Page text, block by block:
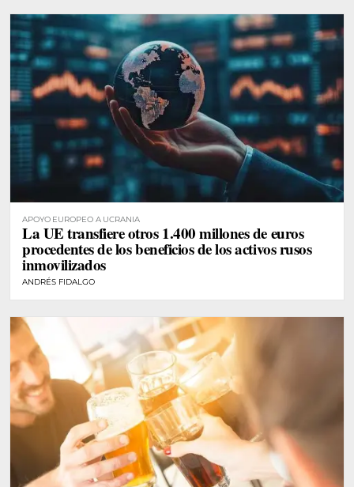
APOYO EUROPEO A UCRANIA
La UE transfiere otros 1.400 millones de euros
procedentes de los beneficios de los activos rusos
inmovilizados
ANDRÉS FIDALGO